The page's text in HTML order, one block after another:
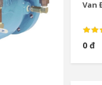
Van
0 đ